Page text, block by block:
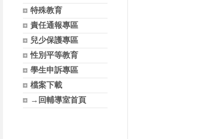
特殊教育
責任通報專區
兒少保護專區
性別平等教育
學生申訴專區
檔案下載
→回輔導室首頁